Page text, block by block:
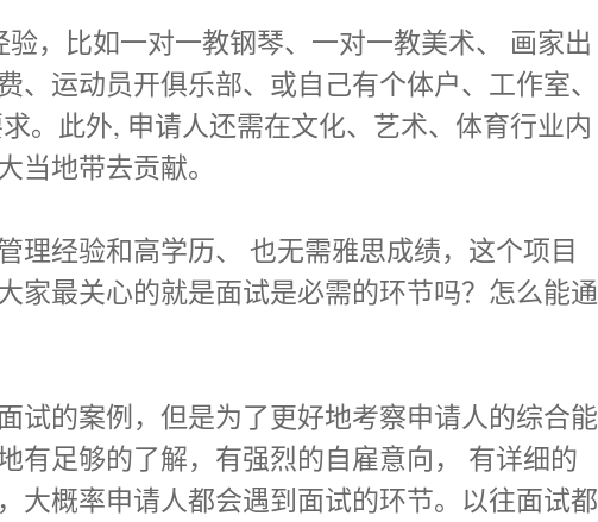
，比如一对一教钢琴、一对一教美术、 画家出
、运动员开俱乐部、或自己有个体户、工作室、
。此外, 申请人还需在文化、艺术、体育行业内
当地带去贡献。
理经验和高学历、 也无需雅思成绩，这个项目
家最关心的就是面试是必需的环节吗？怎么能通
试的案例，但是为了更好地考察申请人的综合能
有足够的了解，有强烈的自雇意向， 有详细的
大概率申请人都会遇到面试的环节。以往面试都